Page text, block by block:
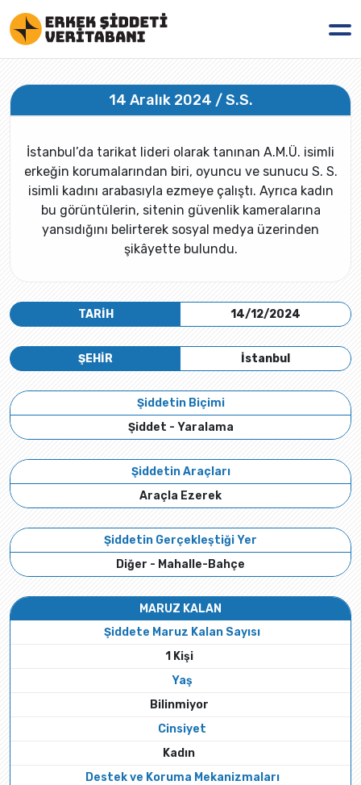
14 Aralık 2024 / S.S.
İstanbul’da tarikat lideri olarak tanınan A.M.Ü. isimli
erkeğin korumalarından biri, oyuncu ve sunucu S. S.
isimli kadını arabasıyla ezmeye çalıştı. Ayrıca kadın
bu görüntülerin, sitenin güvenlik kameralarına
yansıdığını belirterek sosyal medya üzerinden
şikâyette bulundu.
TARİH 14/12/2024
İstanbul
ŞEHİR
Şiddetin Biçimi
Şiddet - Yaralama
Şiddetin Araçları
Araçla Ezerek
Şiddetin Gerçekleştiği Yer
Diğer - Mahalle-Bahçe
MARUZ KALAN
Şiddete Maruz Kalan Sayısı
1 Kişi
Yaş
Bilinmiyor
Cinsiyet
Kadın
Destek ve Koruma Mekanizmaları